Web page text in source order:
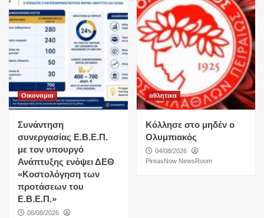
Οικονομια
Συνάντηση
συνεργασίας Ε.Β.Ε.Π.
με τον υπουργό
Ανάπτυξης ενόψει ΔΕΘ
«Κοστολόγηση των
προτάσεων του
Ε.Β.Ε.Π.»
06/08/2026
αθλητικα
Κόλλησε στο μηδέν ο
Ολυμπιακός
04/08/2026
PireasNow NewsRoom